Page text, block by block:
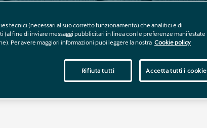
tecnici (necessari al suo corretto funzionamento) che analitici e di
(al fine di inviare messaggi pubblicitari in linea con le preferenze manifestate
Per avere maggiori informazioni puoi leggere la nostra Cookie policy
Rifiuta tutti Accetta tutti i cookie